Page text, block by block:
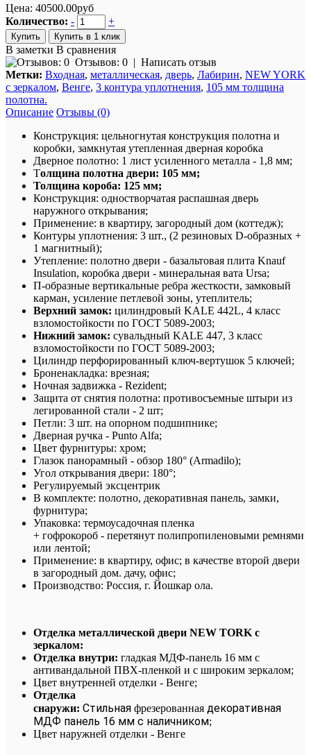
Цена: 40500.00руб
Количество: - +
Купить в 1 клик
В заметки В сравнения
Отзывов: 0 | Написать отзыв
Метки: Входная, металлическая, дверь, Лабирин, NEW YORK
с зеркалом, Венге, 3 контура уплотнения, 105 мм толщина
полотна.
Описание Отзывы (0)
Конструкция: цельногнутая конструкция полотна и
коробки, замкнутая утепленная дверная коробка
Дверное полотно: 1 лист усиленного металла - 1,8 мм;
Толщина полотна двери: 105 мм;
Толщина короба: 125 мм;
Конструкция: одностворчатая распашная дверь
наружного открывания;
Применение: в квартиру, загородный дом (коттедж);
Контуры уплотнения: 3 шт., (2 резиновых D-образных +
1 магнитный);
Утепление: полотно двери - базальтовая плита Knauf
Insulation, коробка двери - минеральная вата Ursa;
П-образные вертикальные ребра жесткости, замковый
карман, усиление петлевой зоны, утеплитель;
Верхний замок: цилиндровый KALE 442L, 4 класс
взломостойкости по ГОСТ 5089-2003;
Нижний замок: сувальдный KALE 447, 3 класс
взломостойкости по ГОСТ 5089-2003;
Цилиндр перфорированный ключ-вертушок 5 ключей;
Броненакладка: врезная;
Ночная задвижка - Rezident;
Защита от снятия полотна: противосъемные штыри из
легированной стали - 2 шт;
Петли: 3 шт. на опорном подшипнике;
Дверная ручка - Punto Alfa;
Цвет фурнитуры: хром;
Глазок панорамный - обзор 180° (Armadilo);
Угол открывания двери: 180°;
Регулируемый эксцентрик
В комплекте: полотно, декоративная панель, замки,
фурнитура;
Упаковка: термоусадочная пленка
+ гофрокороб - перетянут полипропиленовыми ремнями
или лентой;
Применение: в квартиру, офис; в качестве второй двери
в загородный дом. дачу, офис;
Производство: Россия, г. Йошкар ола.
Отделка металлической двери NEW TORK с
зеркалом:
Отделка внутри: гладкая МДФ-панель 16 мм с
антивандальной ПВХ-пленкой и с широким зеркалом;
Цвет внутренней отделки - Венге;
Отделка
снаружи: Стильная фрезерованная декоративная
МДФ панель 16 мм с наличником;
Цвет наружней отделки - Венге